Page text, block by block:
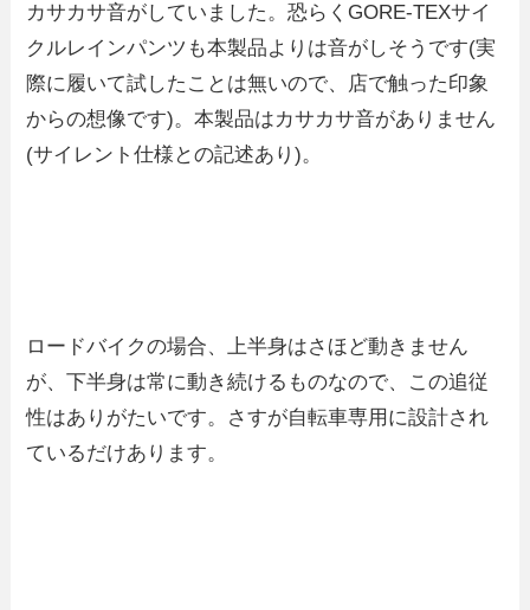
カサカサ音がしていました。恐らくGORE-TEXサイ
クルレインパンツも本製品よりは音がしそうです(実
際に履いて試したことは無いので、店で触った印象
からの想像です)。本製品はカサカサ音がありません
(サイレント仕様との記述あり)。
ロードバイクの場合、上半身はさほど動きません
が、下半身は常に動き続けるものなので、この追従
性はありがたいです。さすが自転車専用に設計され
ているだけあります。